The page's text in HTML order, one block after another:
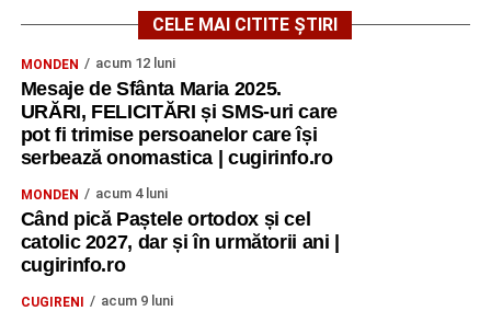
CELE MAI CITITE ȘTIRI
MONDEN acum 12 luni
Mesaje de Sfânta Maria 2025.
URĂRI, FELICITĂRI și SMS-uri care
pot fi trimise persoanelor care își
serbează onomastica | cugirinfo.ro
MONDEN acum 4 luni
Când pică Paștele ortodox și cel
catolic 2027, dar și în următorii ani |
cugirinfo.ro
CUGIRENI acum 9 luni